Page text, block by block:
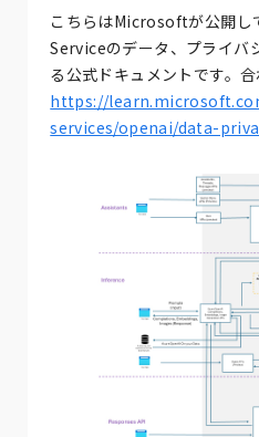
こちらはMicrosoftが公開し
Serviceのデータ、プライバ
る公式ドキュメントです。合
https://
services/openai/data-